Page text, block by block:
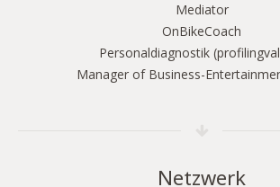
Mediator
OnBikeCoach
Personaldiagnostik
Manager of Business-
Netzwerk